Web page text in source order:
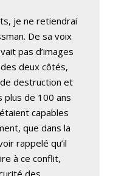
je ne retiendrai
De sa voix
pas d’images
deux côtés,
destruction et
plus de 100 ans
capables
que dans la
rappelé qu’il
à ce conflit,